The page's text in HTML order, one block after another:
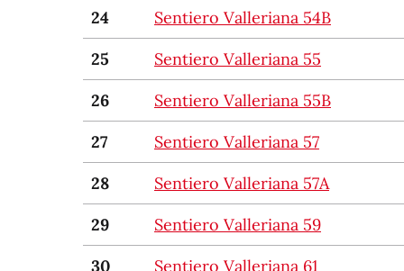
24
Sentiero Valleriana 54B
25
Sentiero Valleriana 55
26
Sentiero Valleriana 55B
27
Sentiero Valleriana 57
28
Sentiero Valleriana 57A
29
Sentiero Valleriana 59
30
Sentiero Valleriana 61